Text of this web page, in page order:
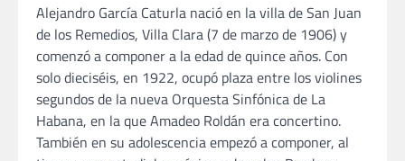
Alejandro García Caturla nació en la villa de San Juan
de los Remedios, Villa Clara (7 de marzo de 1906) y
comenzó a componer a la edad de quince años. Con
solo dieciséis, en 1922, ocupó plaza entre los violines
segundos de la nueva Orquesta Sinfónica de La
Habana, en la que Amadeo Roldán era concertino.
También en su adolescencia empezó a componer, al